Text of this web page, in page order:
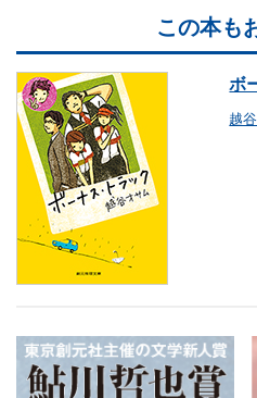
この本も
ボ
越